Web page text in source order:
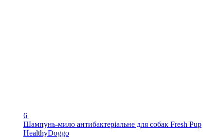
6
Шампунь-мило антибактеріальне для собак Fresh Pup
HealthyDoggo